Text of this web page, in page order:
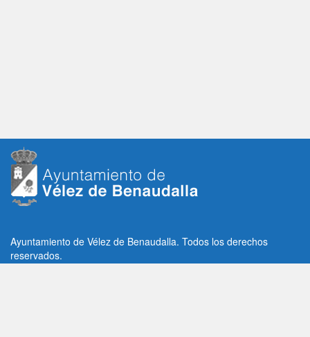
Ayuntamiento de Vélez de Benaudalla. Todos los derechos
reservados.